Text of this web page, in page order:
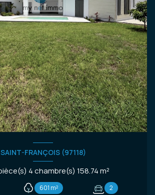
SAINT-FRANÇOIS (97118)
Villa 5 pièce(s) 4 chambre(s) 158.74 m²
601 m² 2